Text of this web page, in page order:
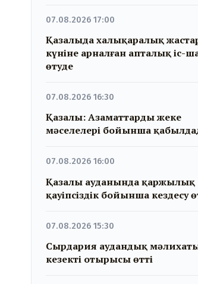
07.08.2026 17:00
Қазалыда халықаралық
күніне арналған апталық іс-
өтуде
07.08.2026 16:30
Қазалы: Азаматтарды жеке
мәселелері бойынша
07.08.2026 16:00
Қазалы ауданында қаржылық
қауіпсіздік бойынша кездесу
07.08.2026 15:30
Сырдария аудандық
кезекті отырысы өтті